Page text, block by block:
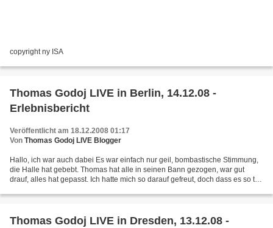
copyright ny ISA
Thomas Godoj LIVE in Berlin, 14.12.08 -
Erlebnisbericht
Veröffentlicht am 18.12.2008 01:17
Von Thomas Godoj LIVE Blogger
Hallo, ich war auch dabei Es war einfach nur geil, bombastische Stimmung,
die Halle hat gebebt. Thomas hat alle in seinen Bann gezogen, war gut
drauf, alles hat gepasst. Ich hatte mich so darauf gefreut, doch dass es so toll
Thomas Godoj LIVE in Dresden, 13.12.08 -